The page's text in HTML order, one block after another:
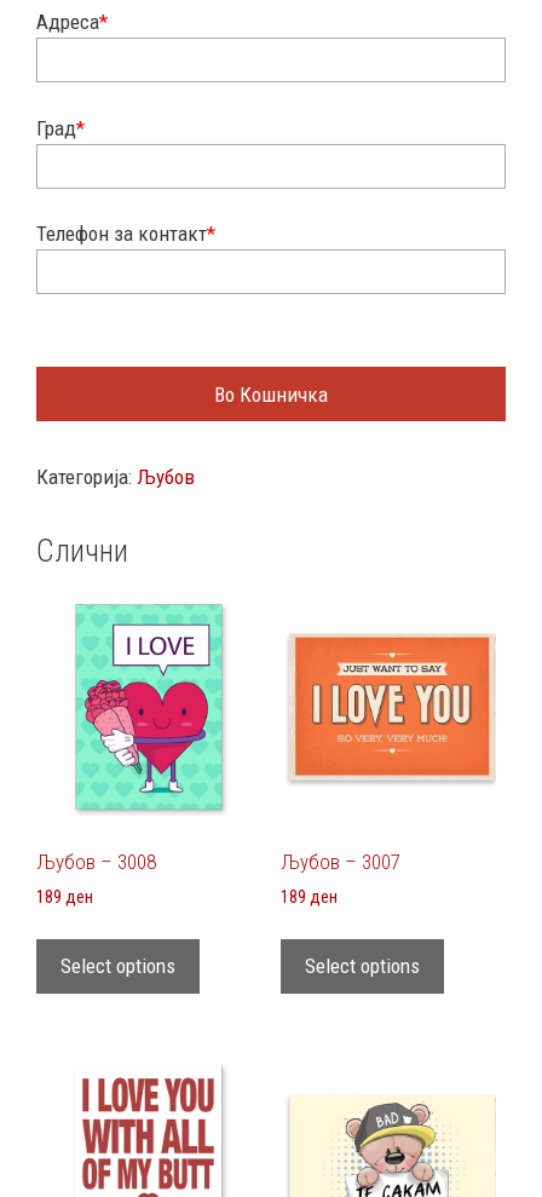
Адреса*
Град*
Телефон за контакт*
Во Кошничка
Категорија: Љубов
Слични
Љубов – 3008
189 ден
Select options
Љубов – 3007
189 ден
Select options